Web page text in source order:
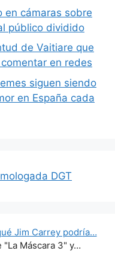
en cámaras sobre
público dividido
de Vaitiare que
en redes
siguen siendo
en España cada
DGT
Jim Carrey podría…
"La Máscara 3" y…